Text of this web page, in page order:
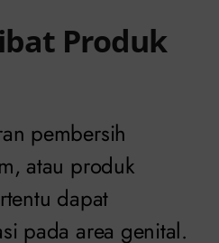
Produk
pembersih
atau produk
dapat
pada area genital.